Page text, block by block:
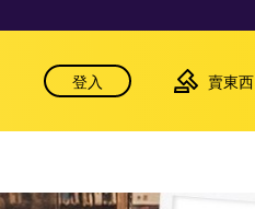
登入 賣東西